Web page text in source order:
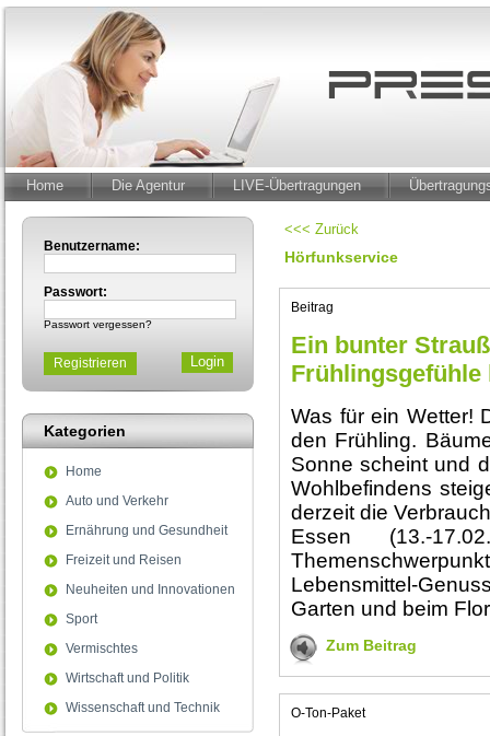
Home Die Agentur LIVE-Übertragungen
Benutzername:
Passwort:
Passwort vergessen?
Registrieren
Kategorien
Home
Auto und Verkehr
Ernährung und Gesundheit
Freizeit und Reisen
Neuheiten und Innovationen
Sport
Vermischtes
Wirtschaft und Politik
Wissenschaft und Technik
<<< Zurück
Hörfunkservice
Beitrag
Ein bunter
Frühlingsgefühle
Was für ein Wetter!
den Frühling.
Sonne scheint und
Wohlbefindens
derzeit die
Essen (13.-
Lebensmittel-
Garten und beim
Zum Beitrag
O-Ton-Paket